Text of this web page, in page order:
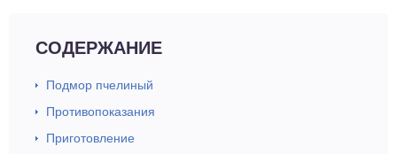
СОДЕРЖАНИЕ
Подмор пчелиный
Противопоказания
Приготовление